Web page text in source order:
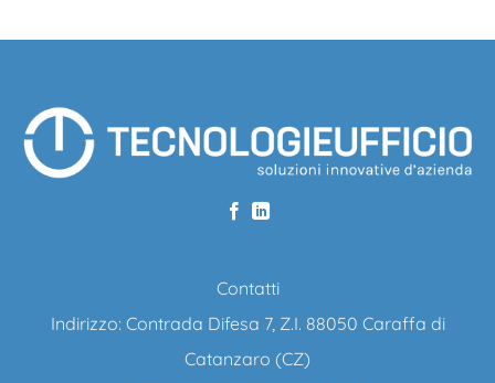
Contatti
Indirizzo: Contrada Difesa 7, Z.I. 88050 Caraffa di
Catanzaro (CZ)